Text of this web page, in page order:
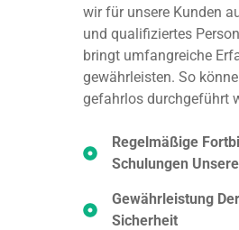
wir für unsere Kunden
und qualifiziertes
bringt umfangreiche
gewährleisten. So
gefahrlos durchgeführt
Regelmäßige
Schulungen
Gewährleistung
Sicherheit